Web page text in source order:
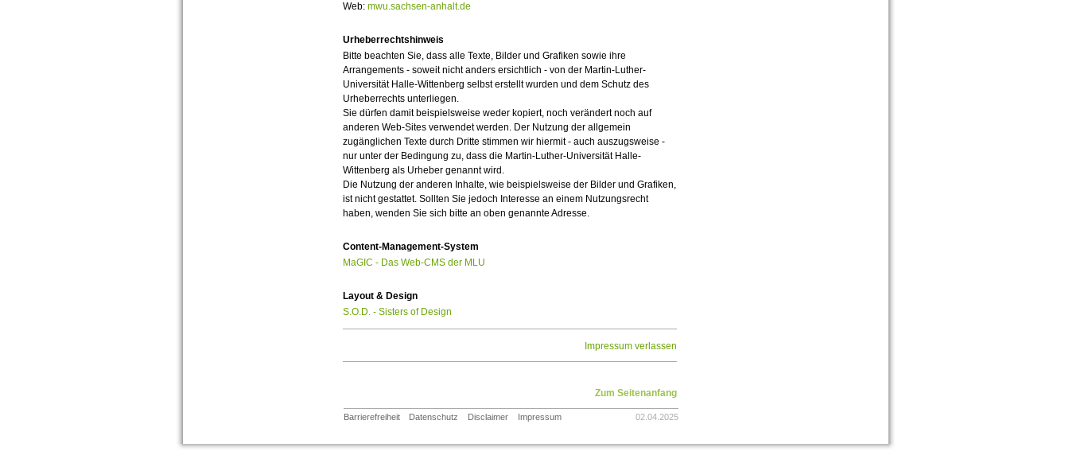
Web: mwu.sachsen-anhalt.de
Urheberrechtshinweis
Bitte beachten Sie, dass alle Texte, Bilder und Grafiken sowie ihre
Arrangements - soweit nicht anders ersichtlich - von der Martin-Luther-
Universität Halle-Wittenberg selbst erstellt wurden und dem Schutz des
Urheberrechts unterliegen.
Sie dürfen damit beispielsweise weder kopiert, noch verändert noch auf
anderen Web-Sites verwendet werden. Der Nutzung der allgemein
zugänglichen Texte durch Dritte stimmen wir hiermit - auch auszugsweise -
nur unter der Bedingung zu, dass die Martin-Luther-Universität Halle-
Wittenberg als Urheber genannt wird.
Die Nutzung der anderen Inhalte, wie beispielsweise der Bilder und Grafiken,
ist nicht gestattet. Sollten Sie jedoch Interesse an einem Nutzungsrecht
haben, wenden Sie sich bitte an oben genannte Adresse.
Content-Management-System
MaGIC - Das Web-CMS der MLU
Layout & Design
S.O.D. - Sisters of Design
Impressum verlassen
Zum Seitenanfang
Barrierefreiheit Datenschutz Disclaimer Impressum 02.04.2025